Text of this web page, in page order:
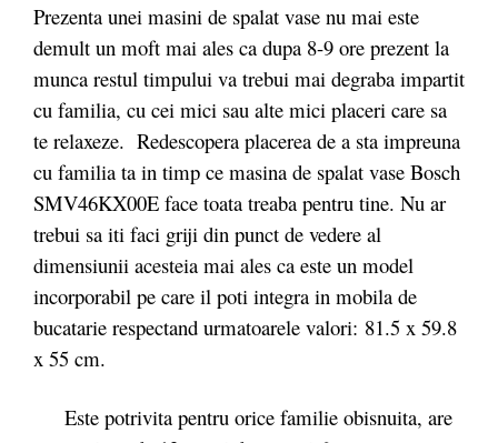
Prezenta unei masini de spalat vase nu mai este
demult un moft mai ales ca dupa 8-9 ore prezent la
munca restul timpului va trebui mai degraba impartit
cu familia, cu cei mici sau alte mici placeri care sa
te relaxeze. Redescopera placerea de a sta impreuna
cu familia ta in timp ce masina de spalat vase Bosch
SMV46KX00E face toata treaba pentru tine. Nu ar
trebui sa iti faci griji din punct de vedere al
dimensiunii acesteia mai ales ca este un model
incorporabil pe care il poti integra in mobila de
bucatarie respectand urmatoarele valori: 81.5 x 59.8
x 55 cm.
Este potrivita pentru orice familie obisnuita, are